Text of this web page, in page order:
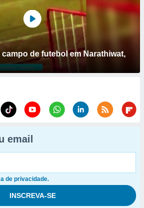
de futebol em Narathiwat,
email
de privacidade.